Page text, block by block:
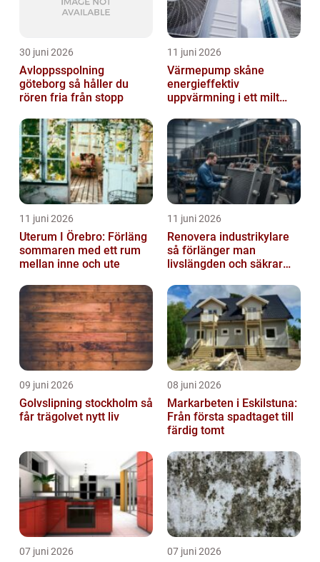
30 juni 2026
Avloppsspolning
göteborg så håller du
rören fria från stopp
11 juni 2026
Värmepump skåne
energieffektiv
uppvärmning i ett milt
11 juni 2026
Uterum I Örebro: Förläng
sommaren med ett rum
mellan inne och ute
11 juni 2026
Renovera industrikylare
så förlänger man
livslängden och säkrar
09 juni 2026
Golvslipning stockholm så
får trägolvet nytt liv
08 juni 2026
Markarbeten i Eskilstuna:
Från första spadtaget till
färdig tomt
07 juni 2026 07 juni 2026